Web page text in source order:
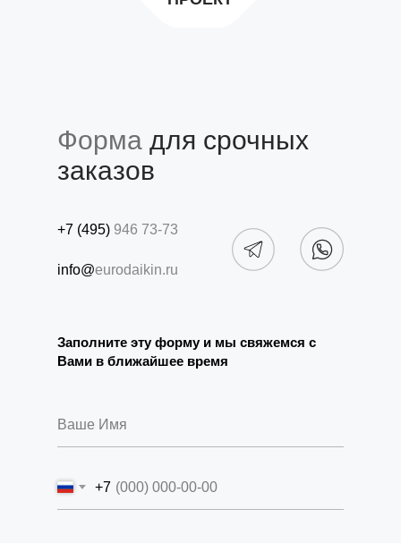
Форма для срочных
заказов
+7 (495) 946 73-73
info@eurodaikin.ru
Заполните эту форму и мы свяжемся с
Вами в ближайшее время
+7